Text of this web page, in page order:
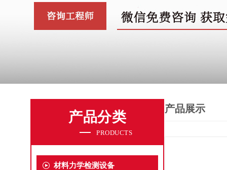
产品分类
PRODUCTS
材料力学检测设备
产品展示